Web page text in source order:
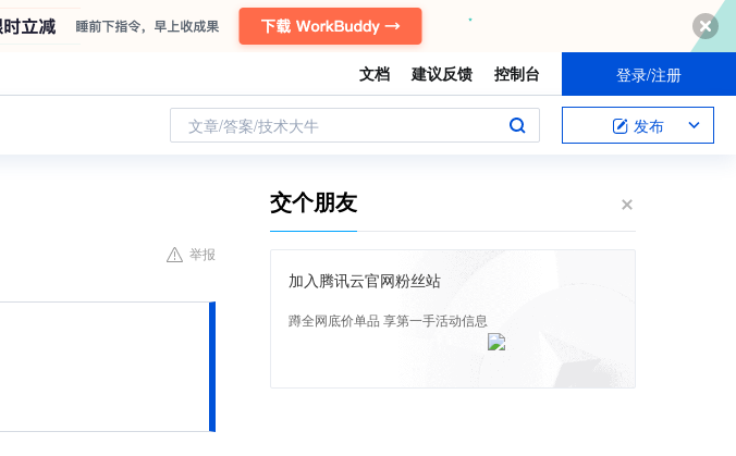
文档 建议反馈 控制台 登录/注册
文章/答案/技术大牛 发布
举报
交个朋友
加入腾讯云官网粉丝站
蹲全网底价单品 享第一手活动信息